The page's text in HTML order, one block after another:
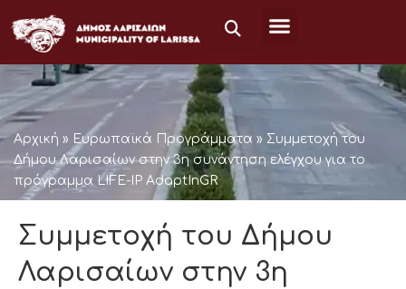
στο
περιεχόμενο
Αρχική » Ευρωπαϊκά Προγράμματα » Συμμετοχή του
Δήμου Λαρισαίων στην 3η συνάντηση ελέγχου για το
πρόγραμμα LIFE-IP AdaptInGR
Συμμετοχή του Δήμου
Λαρισαίων στην 3η